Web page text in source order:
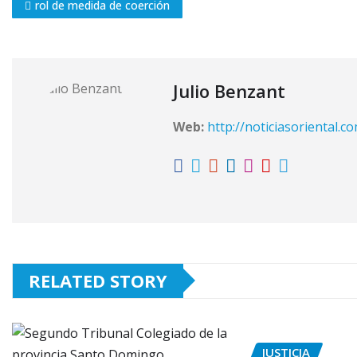
rol de medida de coerción
Julio Benzant
Web: http://
RELATED STORY
JUSTICIA